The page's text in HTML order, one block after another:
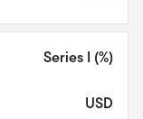
Series I (%)
USD